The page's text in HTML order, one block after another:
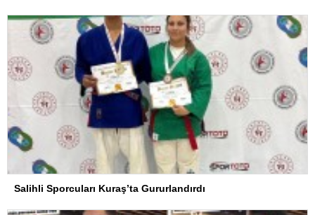
Salihli Sporcuları Kuraş’ta Gururlandırdı